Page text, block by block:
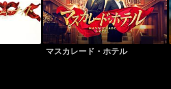
マスカレード・ホテル